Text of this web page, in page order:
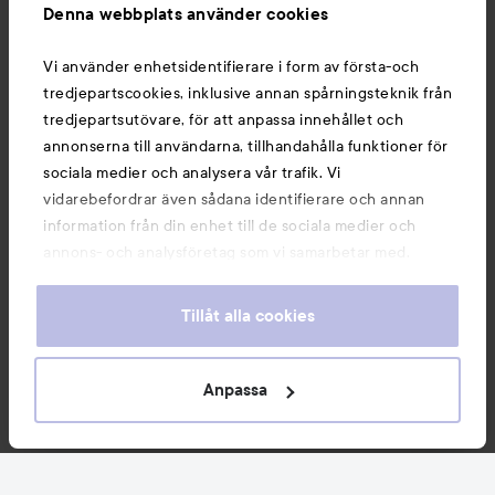
Denna webbplats använder cookies
Vi använder enhetsidentifierare i form av första-och
tredjepartscookies, inklusive annan spårningsteknik från
tredjepartsutövare, för att anpassa innehållet och
annonserna till användarna, tillhandahålla funktioner för
sociala medier och analysera vår trafik. Vi
vidarebefordrar även sådana identifierare och annan
information från din enhet till de sociala medier och
annons- och analysföretag som vi samarbetar med.
information som du har tillhandahållit eller som de har
våra cookies vid fortsatt användande av vår webbplats.
För information om hur du kan ändra inställningarna för
Tillåt alla cookies
Anpassa
Du kanske också gillar